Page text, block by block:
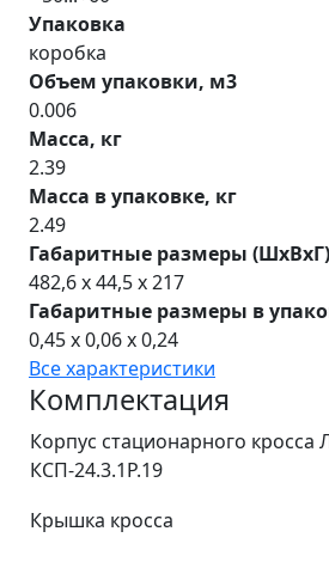
Упаковка
коробка
Объем упаковки, м3
0.006
Масса, кг
2.39
Масса в упаковке, кг
2.49
Габаритные размеры
482,6 x 44,5 x 217
Габаритные размеры в
0,45 x 0,06 x 0,24
Все характеристики
Комплектация
Корпус стационарного кросса
КСП-24.3.1Р.19
Крышка кросса